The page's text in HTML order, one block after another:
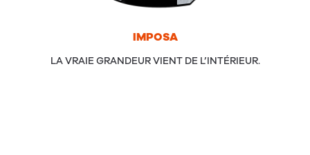
IMPOSA
LA VRAIE GRANDEUR VIENT DE L’INTÉRIEUR.